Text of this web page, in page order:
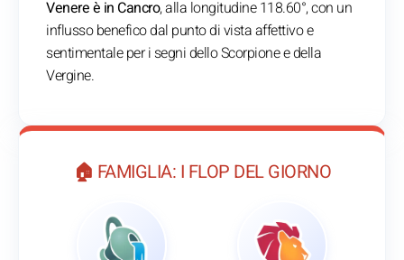
Venere è in Cancro, alla longitudine 118.60°, con un
influsso benefico dal punto di vista affettivo e
sentimentale per i segni dello Scorpione e della
Vergine.
🏠 FAMIGLIA: I FLOP DEL GIORNO